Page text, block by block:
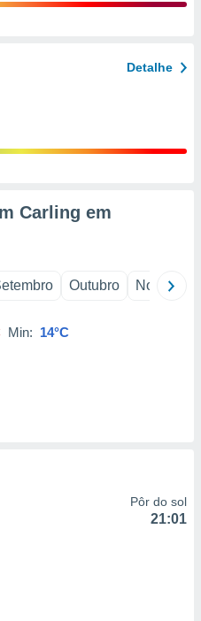
Detalhe
Carling em
Outubro Novembro
Min: 14°C
Pôr do sol
21:01